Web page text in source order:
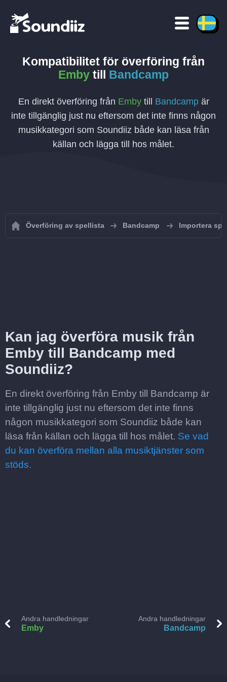
Kompatibilitet för överföring från
Emby till Bandcamp
En direkt överföring från Embytill Bandcampär
inte tillgänglig just nu eftersom det inte finns någon
musikkategori som Soundiiz både kan läsa från
källan och lägga till hos målet.
Överföring av spellista Bandcamp Importera
Kan jag överföra musik från
Emby till Bandcamp med
Soundiiz?
En direkt överföring från Emby till Bandcamp är
inte tillgänglig just nu eftersom det inte finns
någon musikkategori som Soundiiz både kan
läsa från källan och lägga till hos målet. Se vad
du kan överföra mellan alla musiktjänster som
stöds.
Andra handledningar
Emby
Andra handledningar
Bandcamp